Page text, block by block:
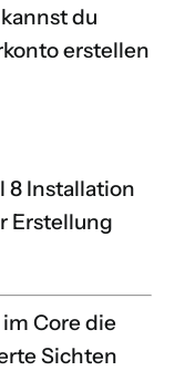
du
erstellen
8 Installation
Erstellung
Core die
Sichten